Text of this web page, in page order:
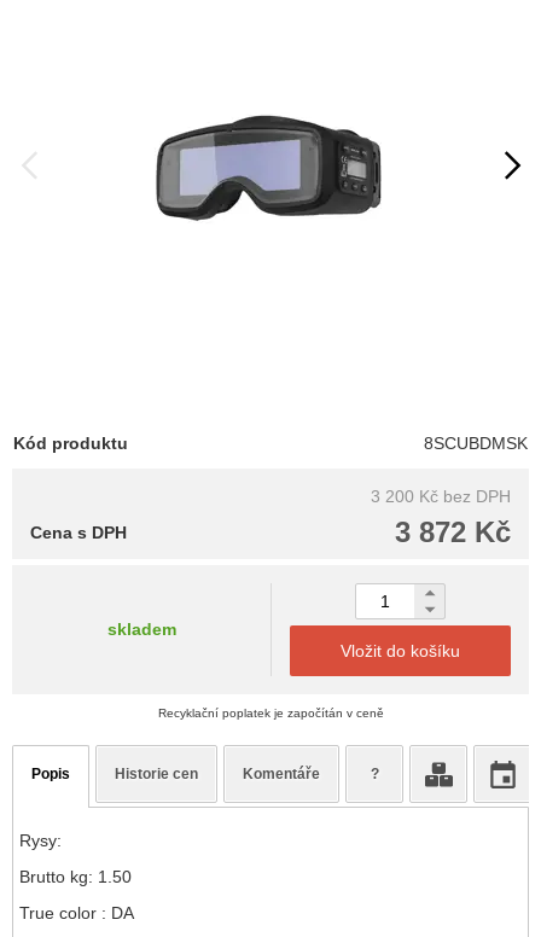
Kód produktu 8SCUBDMSK
3 200 Kč bez DPH
3 872 Kč
Cena s DPH
skladem
Vložit do košíku
Recyklační poplatek je započítán v ceně
Popis Historie cen Komentáře ?
Rysy:
Brutto kg: 1.50
True color : DA